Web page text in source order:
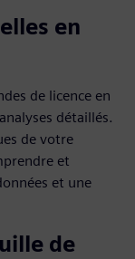
en
de licence en
détaillés.
de votre
et
et une
de